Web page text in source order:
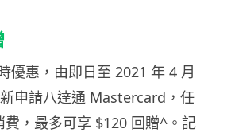
優惠，由即日至 2021 年 4 月
申請八達通 Mastercard，任
，最多可享 $120 回贈^。記